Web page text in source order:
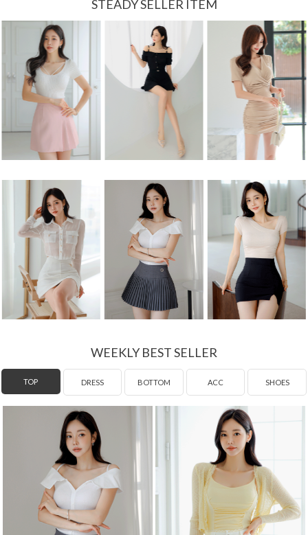
STEADY SELLER ITEM
WEEKLY BEST SELLER
TOP DRESS BOTTOM ACC SHOES